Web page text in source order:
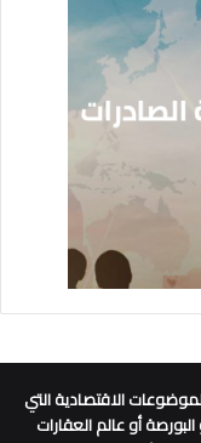
الاقتصادية التي
أو عالم العقارات